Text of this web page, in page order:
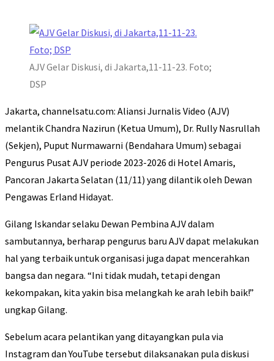
AJV Gelar Diskusi, di Jakarta,11-11-23. Foto;
DSP
Jakarta, channelsatu.com: Aliansi Jurnalis Video (AJV)
melantik Chandra Nazirun (Ketua Umum), Dr. Rully Nasrullah
(Sekjen), Puput Nurmawarni (Bendahara Umum) sebagai
Pengurus Pusat AJV periode 2023-2026 di Hotel Amaris,
Pancoran Jakarta Selatan (11/11) yang dilantik oleh Dewan
Pengawas Erland Hidayat.
Gilang Iskandar selaku Dewan Pembina AJV dalam
sambutannya, berharap pengurus baru AJV dapat melakukan
hal yang terbaik untuk organisasi juga dapat mencerahkan
bangsa dan negara. “Ini tidak mudah, tetapi dengan
kekompakan, kita yakin bisa melangkah ke arah lebih baik!”
ungkap Gilang.
Sebelum acara pelantikan yang ditayangkan pula via
Instagram dan YouTube tersebut dilaksanakan pula diskusi